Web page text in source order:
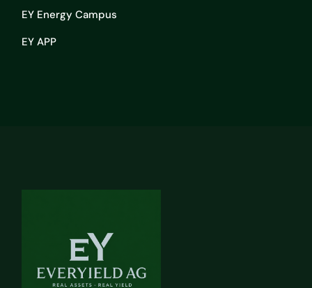
EY Energy Campus
EY APP